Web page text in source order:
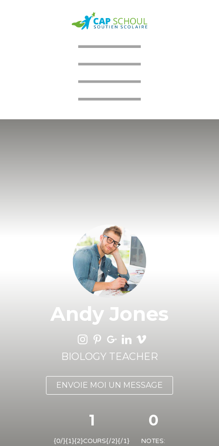
Andy Jones
BIOLOGY TEACHER
ENVOIE MOI UN MESSAGE
1
{0/}{1}{2}COURS{/2}{/1}
0
NOTES: